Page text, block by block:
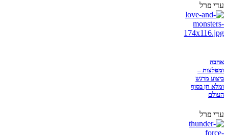
עדי פרל
אהבה
ומפלצות –
ביצוע מרגש
ומלא חן בסוף
העולם
עדי פרל